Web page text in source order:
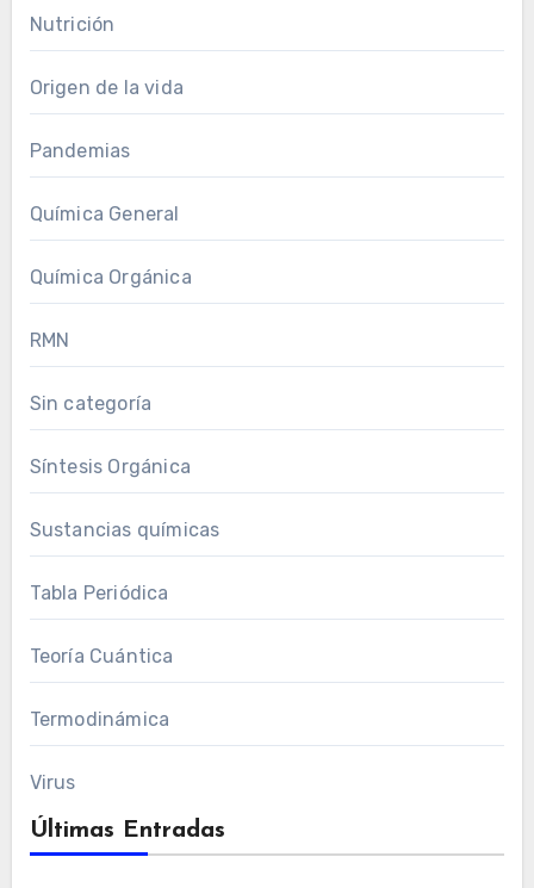
Nutrición
Origen de la vida
Pandemias
Química General
Química Orgánica
RMN
Sin categoría
Síntesis Orgánica
Sustancias químicas
Tabla Periódica
Teoría Cuántica
Termodinámica
Virus
Últimas Entradas